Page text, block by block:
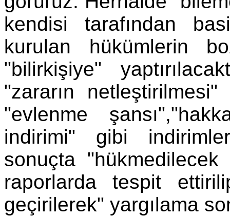
kendisi tarafından
kurulan hükümlerin
"bilirkişiye"
"zararın netleştirilmesi"
"evlenme
indirimi" gibi
sonuçta
raporlarda tespit
geçirilerek" yargılama